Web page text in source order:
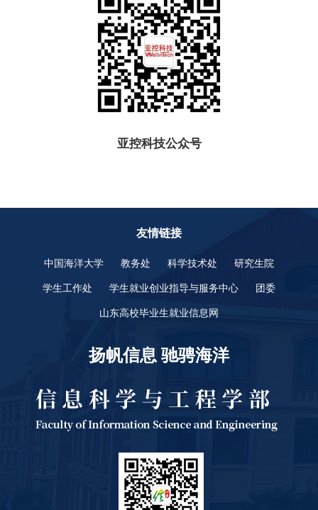
亚控科技公众号
友情链接
中国海洋大学 教务处 科学技术处 研究生院
学生工作处 学生就业创业指导与服务中心 团委
山东高校毕业生就业信息网
扬帆信息 驰骋海洋